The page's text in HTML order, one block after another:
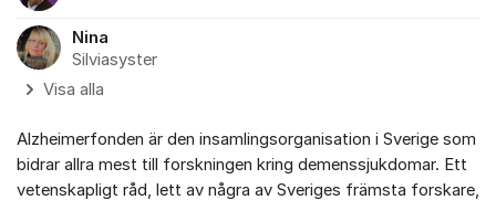
Nina
Silviasyster
Visa alla
Alzheimerfonden är den insamlingsorganisation i Sverige som
bidrar allra mest till forskningen kring demenssjukdomar. Ett
vetenskapligt råd, lett av några av Sveriges främsta forskare,